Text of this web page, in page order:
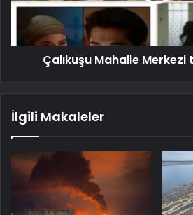
Çalıkuşu Mahalle
İlgili Makaleler